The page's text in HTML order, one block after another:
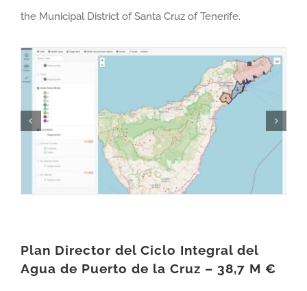
the Municipal District of Santa Cruz of Tenerife.
Plan Director del Ciclo Integral del
Agua de Puerto de la Cruz – 38,7 M €